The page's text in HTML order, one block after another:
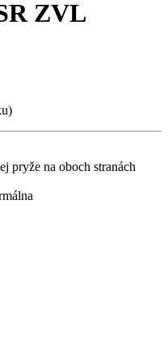
ZVL
pryže na oboch stranách